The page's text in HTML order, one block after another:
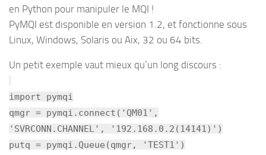
en Python pour manipuler le MQI !
PyMQI est disponible en version 1.2, et fonctionne sous
Linux, Windows, Solaris ou Aix, 32 ou 64 bits.
Un petit exemple vaut mieux qu’un long discours :
import pymqi
qmgr = pymqi.connect('QM01',
'SVRCONN.CHANNEL', '192.168.0.2(14141)')
putq = pymqi.Queue(qmgr, 'TEST1')